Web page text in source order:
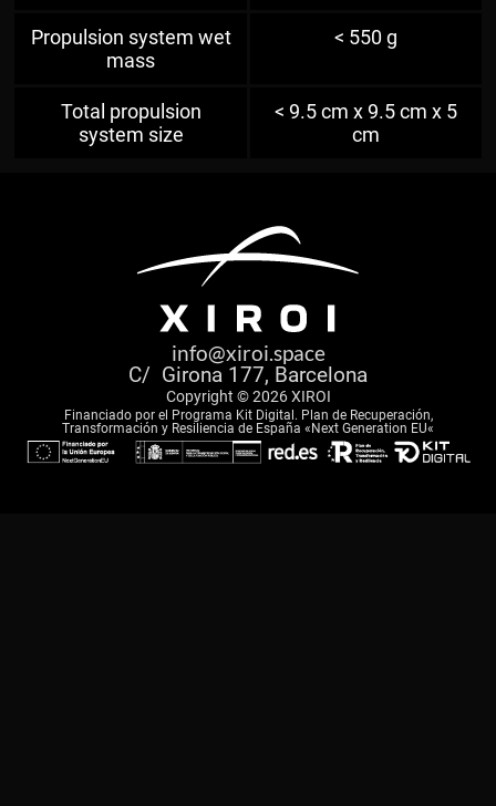
Propulsion system wet
mass
< 550 g
Total propulsion
system size
< 9.5 cm x 9.5 cm x 5
cm
info@xiroi.space
C/ Girona 177, Barcelona
Copyright © 2026 XIROI
Financiado por el Programa Kit Digital. Plan de Recuperación,
Transformación y Resiliencia de España «Next Generation EU«